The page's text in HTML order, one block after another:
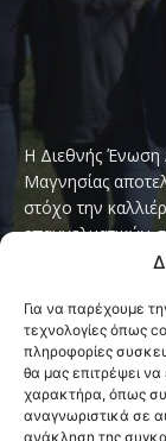
Για να παρέχουμε
τεχνολογίες όπως
πληροφορίες
θα μας επιτρέψει
χαρακτήρα, όπως
αναγνωριστικά σε
ανάκληση της
Η Διεθνής Ένωση
Μαγνησίας
στόχο την
επαγγελματικών
παγκόσμιο
Contact us: